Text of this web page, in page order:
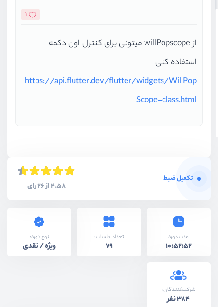
1
از willPopscope میتونی برای کنترل اون دکمه
استفاده کنی
https://api.flutter.dev/flutter/widgets/WillPop
Scope-class.html
تکمیل ضبط
4.58 از 26 رای
مدت دوره
10:52:52
تعداد جلسات:
79
نوع دوره:
ویژه / نقدی
شرکت‌کنندگان:
384 نفر